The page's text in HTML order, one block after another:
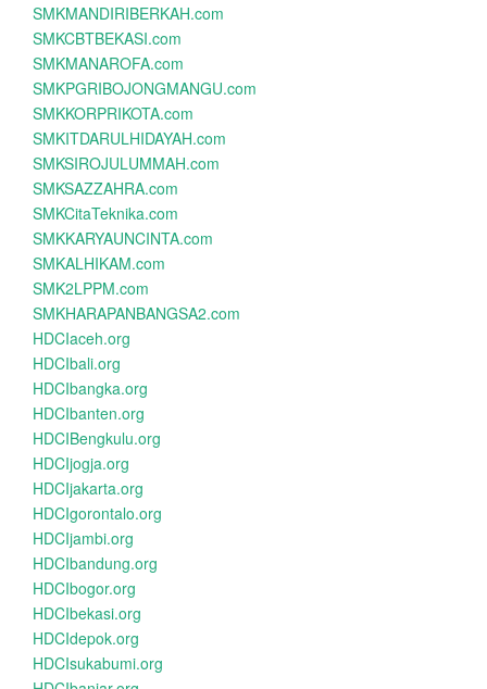
SMKMANDIRIBERKAH.com
SMKCBTBEKASI.com
SMKMANAROFA.com
SMKPGRIBOJONGMANGU.com
SMKKORPRIKOTA.com
SMKITDARULHIDAYAH.com
SMKSIROJULUMMAH.com
SMKSAZZAHRA.com
SMKCitaTeknika.com
SMKKARYAUNCINTA.com
SMKALHIKAM.com
SMK2LPPM.com
SMKHARAPANBANGSA2.com
HDCIaceh.org
HDCIbali.org
HDCIbangka.org
HDCIbanten.org
HDCIBengkulu.org
HDCIjogja.org
HDCIjakarta.org
HDCIgorontalo.org
HDCIjambi.org
HDCIbandung.org
HDCIbogor.org
HDCIbekasi.org
HDCIdepok.org
HDCIsukabumi.org